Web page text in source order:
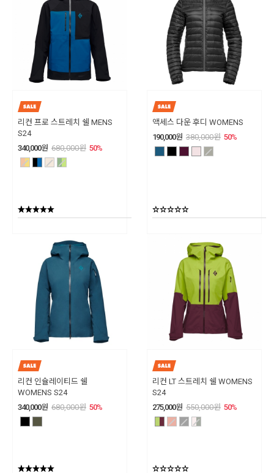
리컨 프로 스트레치 쉘 MENS
S24
340,000원 680,000원 50%
액세스 다운 후디 WOMENS
190,000원 380,000원 50%
리컨 인슐레이티드 쉘
WOMENS S24
340,000원 680,000원 50%
리컨 LT 스트레치 쉘 WOMENS
S24
275,000원 550,000원 50%